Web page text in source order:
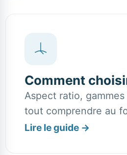
Comment
Aspect ratio,
tout comprendre au
Lire le guide →